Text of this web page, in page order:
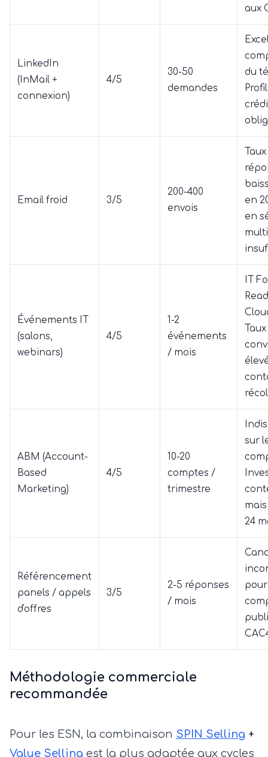
aux
LinkedIn
(InMail +
connexion)
4/5
30-50
demandes
du
Email froid 3/5
200-400
envois
en
en
Événements IT
(salons,
webinars)
4/5
1-2
événements
/ mois
IT
ABM (Account-
Based
Marketing)
4/5
10-20
comptes /
trimestre
sur
mais
24
Référencement
panels / appels
d'offres
3/5
2-5 réponses
/ mois
Méthodologie commerciale
recommandée
Pour les ESN, la combinaison SPIN Selling +
Value Selling est la plus adaptée aux cycles